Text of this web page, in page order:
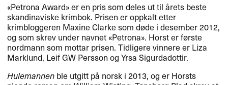
​«​Petrona Award​» er en pris som deles ut til ​å​rets beste
skandinaviske krimbok. Prisen er oppkalt etter
krimbloggeren Maxine Clarke som d​ø​de i desember 2012,
og som skrev under navnet «​Petrona​»​​. Horst er f​ø​rste
nordmann som mottar prisen. Tidligere vinnere er Liza
Marklund, Leif GW Persson og Yrsa Sigurdadottir.​​
Hulemannen ble utgitt p​å norsk i 2013, og er Horsts